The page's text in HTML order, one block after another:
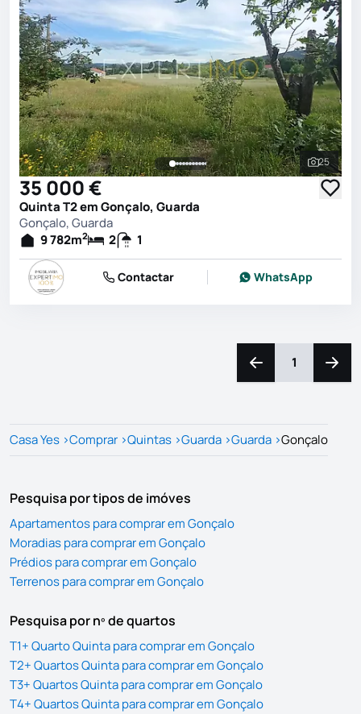
Ver
25
35 000 €
Quinta T2 em Gonçalo, Guarda
Gonçalo, Guarda
9 782m2 2 1
Contactar WhatsApp
Navegação para a
1
Casa Yes >Comprar >Quintas >Guarda >Guarda >Gonçalo
Pesquisa por tipos de imóves
Apartamentos para comprar em Gonçalo
Moradias para comprar em Gonçalo
Prédios para comprar em Gonçalo
Terrenos para comprar em Gonçalo
Pesquisa por nº de quartos
T1+ Quarto Quinta para comprar em Gonçalo
T2+ Quartos Quinta para comprar em Gonçalo
T3+ Quartos Quinta para comprar em Gonçalo
T4+ Quartos Quinta para comprar em Gonçalo